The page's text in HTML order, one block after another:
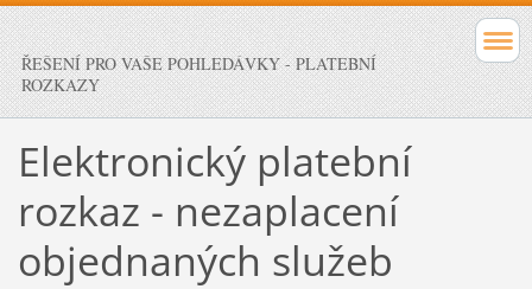
ŘEŠENÍ PRO VAŠE POHLEDÁVKY - PLATEBNÍ
ROZKAZY
Elektronický platební
rozkaz - nezaplacení
objednaných služeb